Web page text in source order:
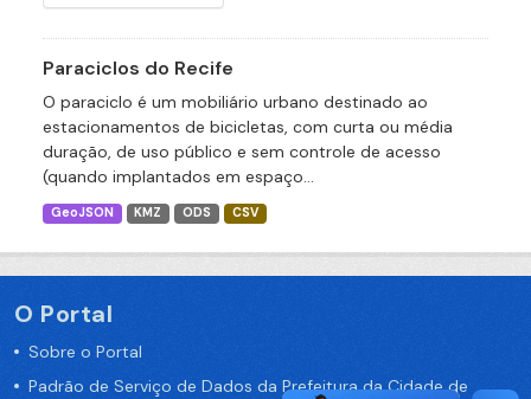
Paraciclos do Recife
O paraciclo é um mobiliário urbano destinado ao
estacionamentos de bicicletas, com curta ou média
duração, de uso público e sem controle de acesso
(quando implantados em espaço...
GeoJSON KMZ ODS CSV
O Portal
Sobre o Portal
Padrão de Serviço de Dados da Prefeitura da Cidade de